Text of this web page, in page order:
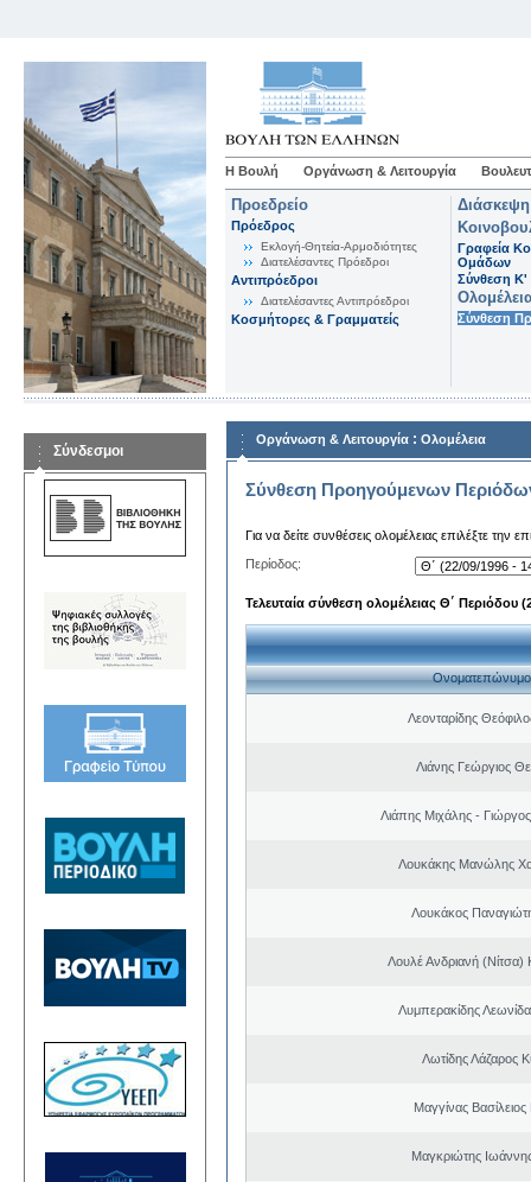
Η Βουλή Οργάνωση & Λειτουργία
Προεδρείο
Πρόεδρος
Εκλογή-Θητεία-Αρμοδιότητες
Διατελέσαντες Πρόεδροι
Αντιπρόεδροι
Διατελέσαντες Αντιπρόεδροι
Κοσμήτορες & Γραμματείς
Γραφεία
Ομάδων
Σύνθεση K'
Σύνθεση
Σύνδεσμοι
Οργάνωση & Λειτουργία : Ολομέλεια
Σύνθεση Προηγούμενων
Για να δείτε συνθέσεις ολομέλειας επιλέξτε την
Περίοδος:
Τελευταία σύνθεση ολομέλειας Θ΄ Περιόδου
Ονοματεπώνυμο
Λεονταρίδης
Λιάνης Γεώργιος
Λιάπης Μιχάλης -
Λουκάκης Μανώλης
Λουκάκος
Λουλέ Ανδριανή (Νίτσα)
Λυμπερακίδης
Λωτίδης Λάζαρος
Μαγγίνας
Μαγκριώτης